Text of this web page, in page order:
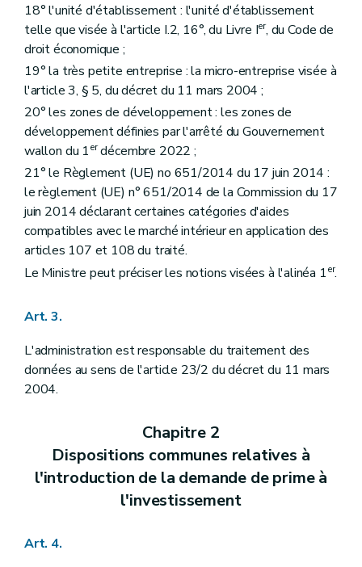
18° l'unité d'établissement : l'unité d'établissement
telle que visée à l'article I.2, 16°, du Livre Ier, du Code de
droit économique ;
19° la très petite entreprise : la micro-entreprise visée à
l'article 3, § 5, du décret du 11 mars 2004 ;
20° les zones de développement : les zones de
développement définies par l'arrêté du Gouvernement
wallon du 1erdécembre 2022 ;
21° le Règlement (UE) no 651/2014 du 17 juin 2014 :
le règlement (UE) n° 651/2014 de la Commission du 17
juin 2014 déclarant certaines catégories d'aides
compatibles avec le marché intérieur en application des
articles 107 et 108 du traité.
Le Ministre peut préciser les notions visées à l'alinéa 1er.
Art. 3.
L'administration est responsable du traitement des
données au sens de l'article 23/2 du décret du 11 mars
2004.
Chapitre 2
Dispositions communes relatives à
l'introduction de la demande de prime à
l'investissement
Art. 4.